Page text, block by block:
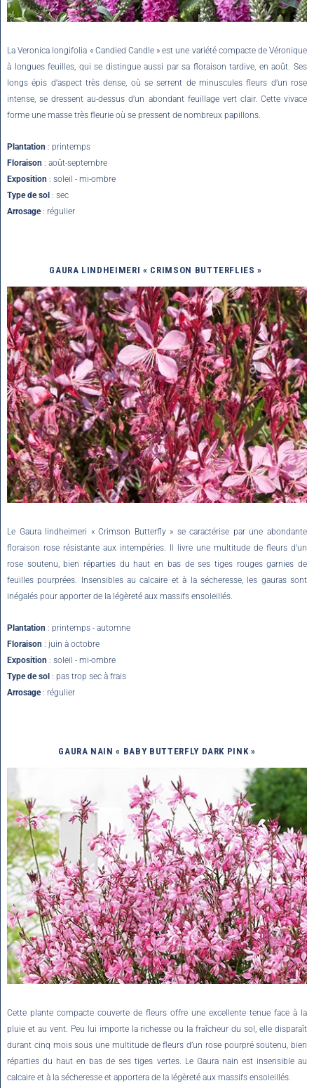
La Veronica longifolia « Candied Candle » est une variété compacte de Véronique
à longues feuilles, qui se distingue aussi par sa floraison tardive, en août. Ses
longs épis d’aspect très dense, où se serrent de minuscules fleurs d’un rose
intense, se dressent au-dessus d’un abondant feuillage vert clair. Cette vivace
forme une masse très fleurie où se pressent de nombreux papillons.
Plantation : printemps
Floraison : août-septembre
Exposition : soleil - mi-ombre
Type de sol : sec
Arrosage: régulier
GAURA LINDHEIMERI « CRIMSON BUTTERFLIES »
Le Gaura lindheimeri « Crimson Butterfly » se caractérise par une abondante
floraison rose résistante aux intempéries. Il livre une multitude de fleurs d’un
rose soutenu, bien réparties du haut en bas de ses tiges rouges garnies de
feuilles pourprées. Insensibles au calcaire et à la sécheresse, les gauras sont
inégalés pour apporter de la légèreté aux massifs ensoleillés.
Plantation : printemps - automne
Floraison : juin à octobre
Exposition : soleil - mi-ombre
Type de sol : pas trop sec à frais
Arrosage: régulier
GAURA NAIN « BABY BUTTERFLY DARK PINK »
Cette plante compacte couverte de fleurs offre une excellente tenue face à la
pluie et au vent. Peu lui importe la richesse ou la fraîcheur du sol, elle disparaît
durant cinq mois sous une multitude de fleurs d’un rose pourpré soutenu, bien
réparties du haut en bas de ses tiges vertes. Le Gaura nain est insensible au
calcaire et à la sécheresse et apportera de la légèreté aux massifs ensoleillés.